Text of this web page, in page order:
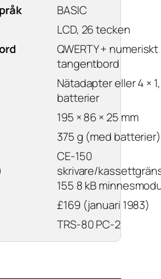
BASIC
LCD, 26 tecken
QWERTY + numeriskt
tangentbord
Nätadapter eller 4 ×
batterier
195 × 86 × 25 mm
375 g (med batterier)
CE-150
skrivare/
155 8 kB
£169 (januari 1983)
TRS-80 PC-2